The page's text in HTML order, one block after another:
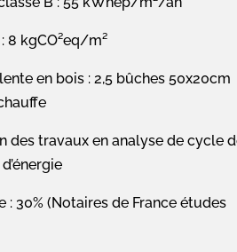
8 kgCO²eq/m²
en bois : 2,5 bûches 50x20cm
des travaux en analyse de cycle
30% (Notaires de France études